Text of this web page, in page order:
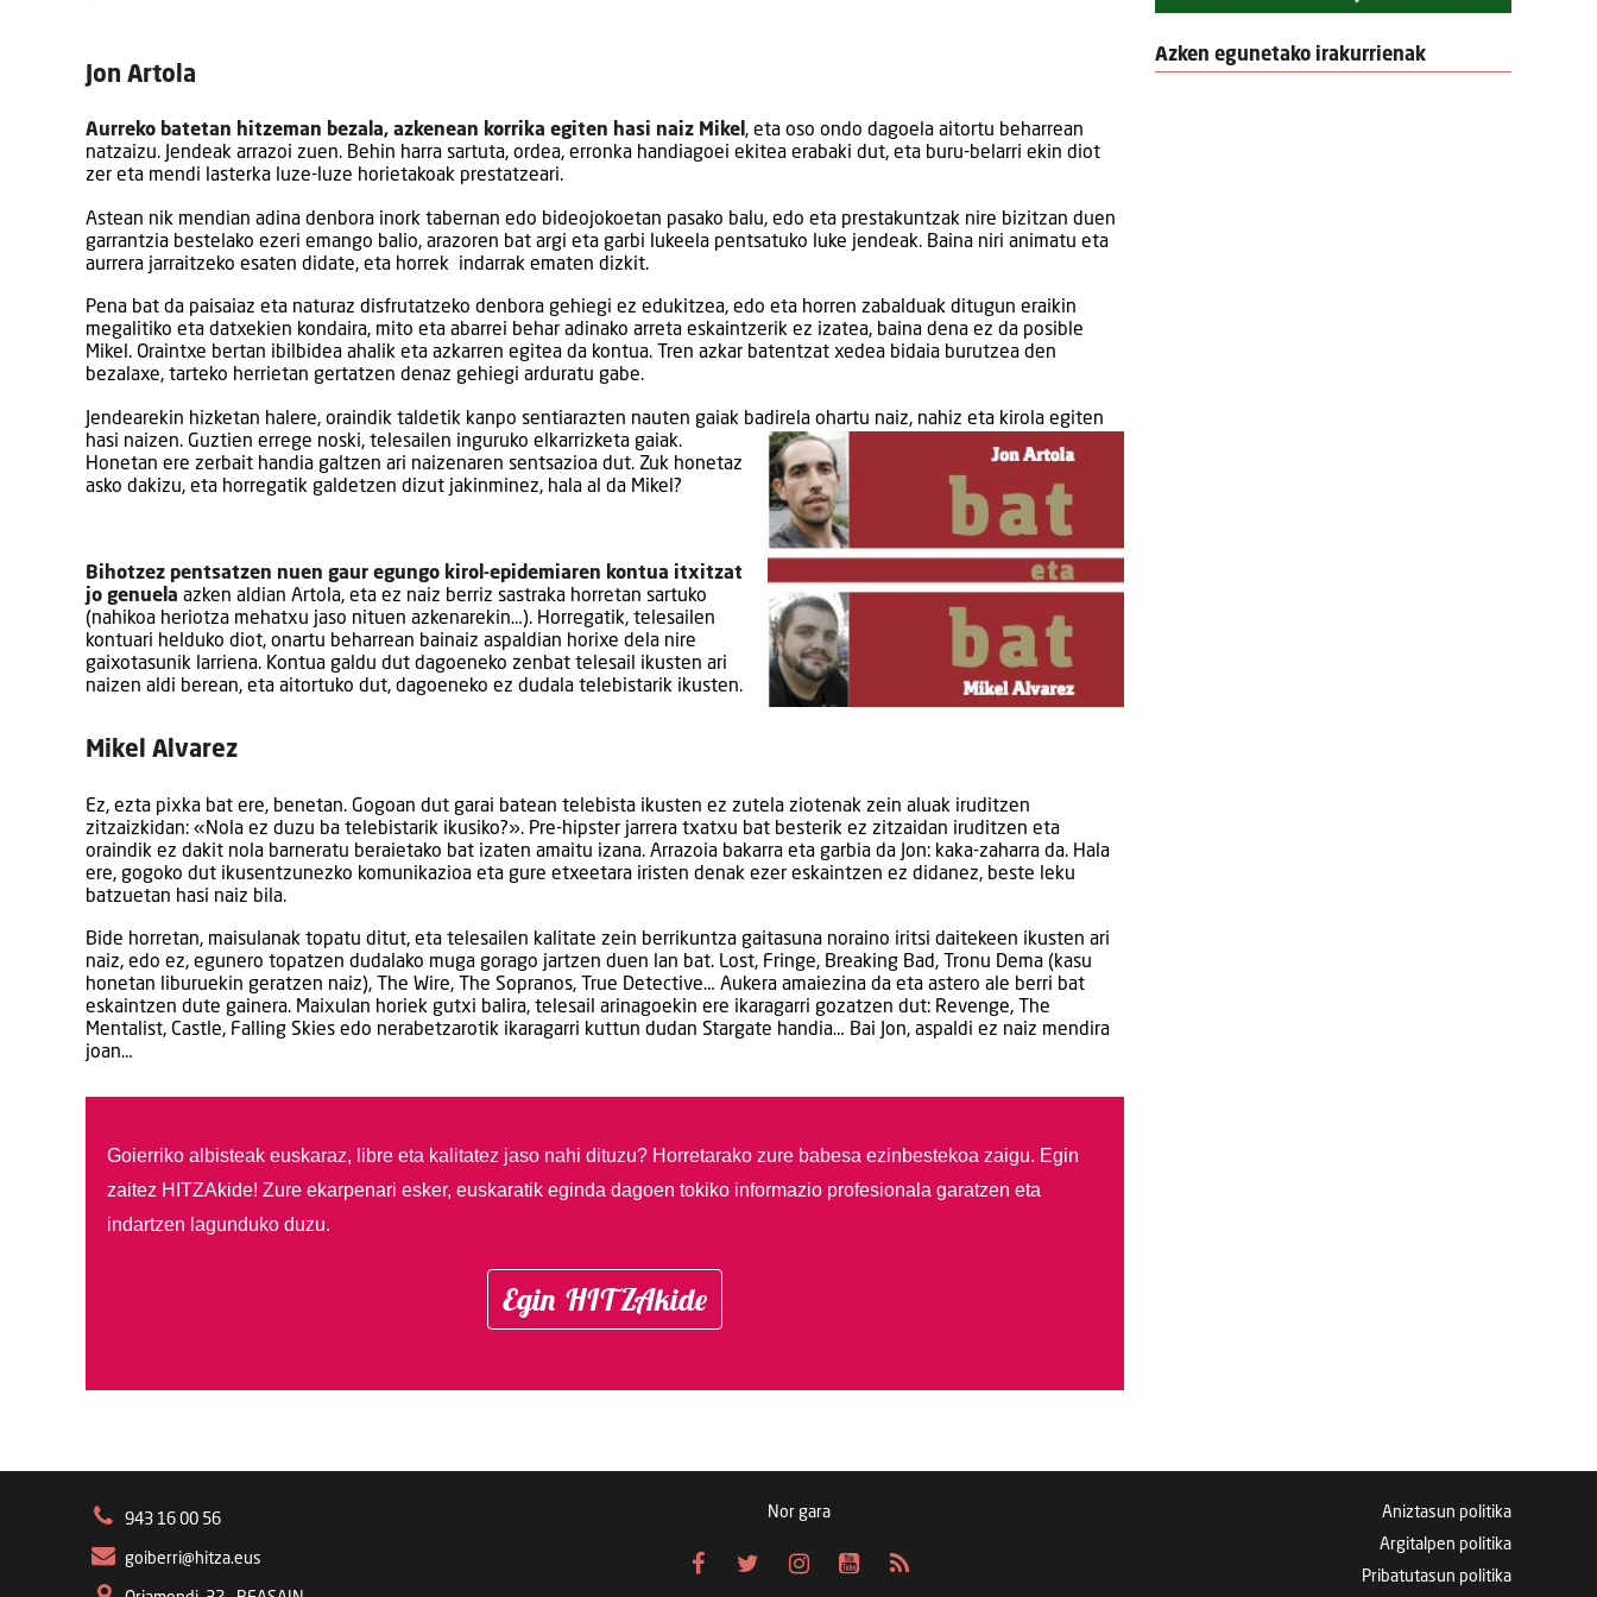
Jon Artola
Aurreko batetan hitzeman bezala, azkenean korrika egiten hasi naiz Mikel , eta oso ondo dagoela aitortu beharrean
natzaizu. Jendeak arrazoi zuen. Behin harra sartuta, ordea, erronka handiagoei ekitea erabaki dut, eta buru-belarri ekin diot
zer eta mendi lasterka luze-luze horietakoak prestatzeari.
Astean nik mendian adina denbora inork tabernan edo bideojokoetan pasako balu, edo eta prestakuntzak nire bizitzan duen
garrantzia bestelako ezeri emango balio, arazoren bat argi eta garbi lukeela pentsatuko luke jendeak. Baina niri animatu eta
aurrera jarraitzeko esaten didate, eta horrek indarrak ematen dizkit.
Pena bat da paisaiaz eta naturaz disfrutatzeko denbora gehiegi ez edukitzea, edo eta horren zabalduak ditugun eraikin
megalitiko eta datxekien kondaira, mito eta abarrei behar adinako arreta eskaintzerik ez izatea, baina dena ez da posible
Mikel. Oraintxe bertan ibilbidea ahalik eta azkarren egitea da kontua. Tren azkar batentzat xedea bidaia burutzea den
bezalaxe, tarteko herrietan gertatzen denaz gehiegi arduratu gabe.
Jendearekin hizketan halere, oraindik taldetik kanpo sentiarazten nauten gaiak badirela ohartu naiz, nahiz eta kirola egiten
hasi naizen. Guztien errege noski, telesailen inguruko elkarrizketa gaiak.
Honetan ere zerbait handia galtzen ari naizenaren sentsazioa dut. Zuk honetaz
asko dakizu, eta horregatik galdetzen dizut jakinminez, hala al da Mikel?
Mikel Alvarez
Bihotzez pentsatzen nuen gaur egungo kirol-epidemiaren kontua itxitzat
jo genuela azken aldian Artola, eta ez naiz berriz sastraka horretan sartuko
(nahikoa heriotza mehatxu jaso nituen azkenarekin…). Horregatik, telesailen
kontuari helduko diot, onartu beharrean bainaiz aspaldian horixe dela nire
gaixotasunik larriena. Kontua galdu dut dagoeneko zenbat telesail ikusten ari
naizen aldi berean, eta aitortuko dut, dagoeneko ez dudala telebistarik ikusten.
Ez, ezta pixka bat ere, benetan. Gogoan dut garai batean telebista ikusten ez zutela ziotenak zein aluak iruditzen
zitzaizkidan: «Nola ez duzu ba telebistarik ikusiko?». Pre-hipster jarrera txatxu bat besterik ez zitzaidan iruditzen eta
oraindik ez dakit nola barneratu beraietako bat izaten amaitu izana. Arrazoia bakarra eta garbia da Jon: kaka-zaharra da. Hala
ere, gogoko dut ikusentzunezko komunikazioa eta gure etxeetara iristen denak ezer eskaintzen ez didanez, beste leku
batzuetan hasi naiz bila.
Bide horretan, maisulanak topatu ditut, eta telesailen kalitate zein berrikuntza gaitasuna noraino iritsi daitekeen ikusten ari
naiz, edo ez, egunero topatzen dudalako muga gorago jartzen duen lan bat. Lost, Fringe, Breaking Bad, Tronu Dema (kasu
honetan liburuekin geratzen naiz), The Wire, The Sopranos, True Detective… Aukera amaiezina da eta astero ale berri bat
eskaintzen dute gainera. Maixulan horiek gutxi balira, telesail arinagoekin ere ikaragarri gozatzen dut: Revenge, The
Mentalist, Castle, Falling Skies edo nerabetzarotik ikaragarri kuttun dudan Stargate handia… Bai Jon, aspaldi ez naiz mendira
joan…
Goierriko albisteak euskaraz, libre eta kalitatez jaso nahi dituzu? Horretarako zure babesa ezinbestekoa zaigu. Egin
zaitez HITZAkide! Zure ekarpenari esker, euskaratik eginda dagoen tokiko informazio profesionala garatzen eta
indartzen lagunduko duzu.
Egin HITZAkide
Azken egunetako irakurrienak
943 16 00 56
goiberri@hitza.eus
Nor gara
Aniztasun politika
Argitalpen politika
Pribatutasun politika